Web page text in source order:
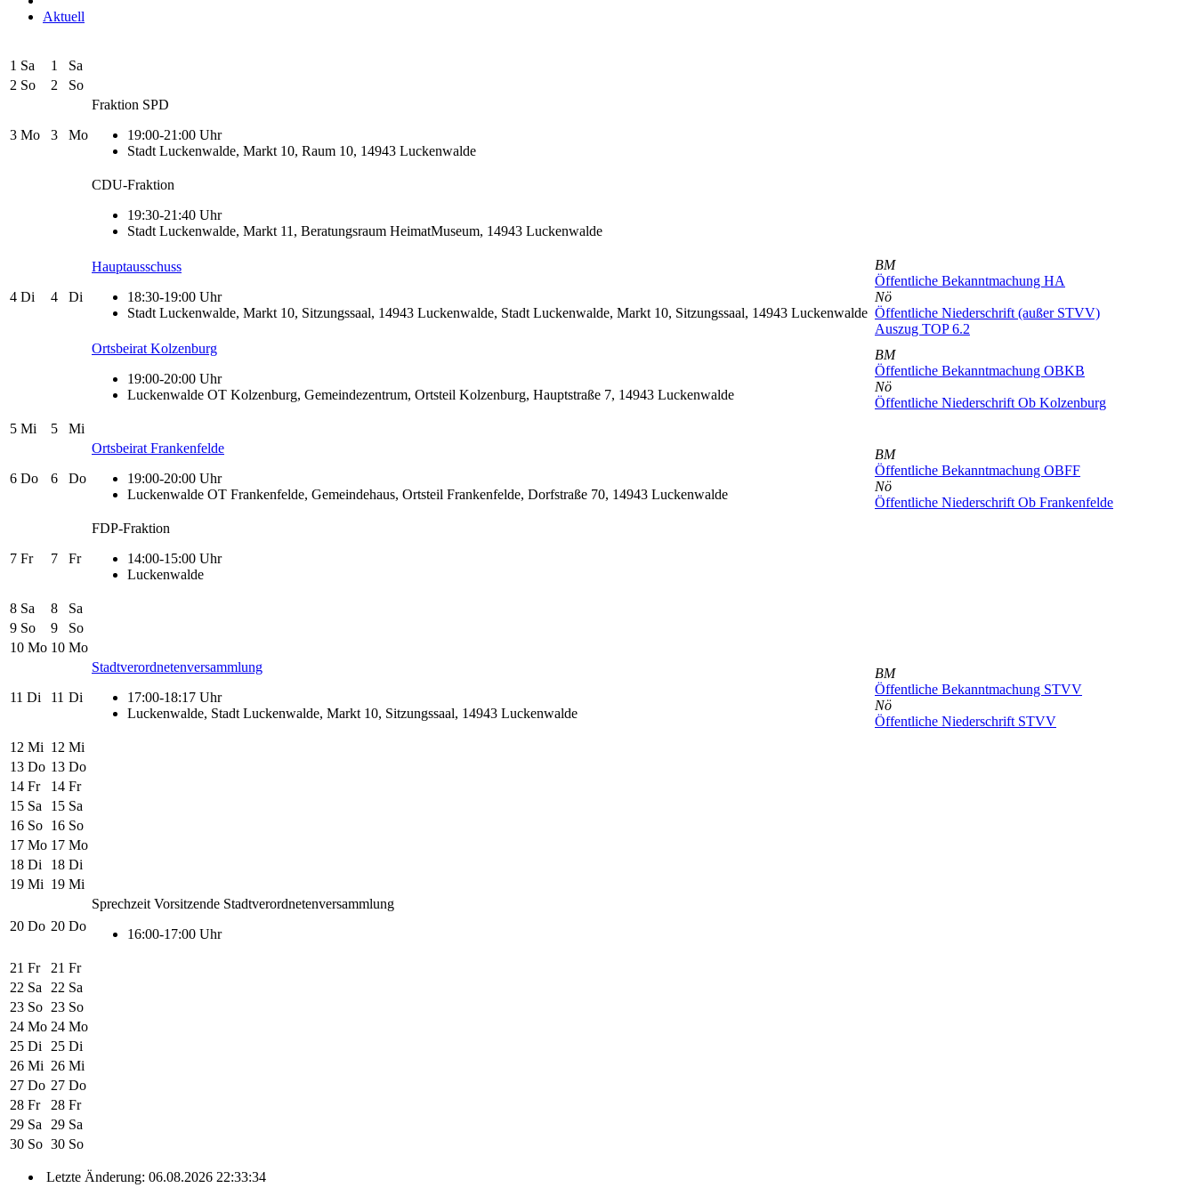
Aktuell
1 Sa 1
Sa
2 So 2 So
3 Mo 3 Mo
Fraktion SPD
19:00-21:00 Uhr
Stadt Luckenwalde, Markt 10, Raum 10, 14943 Luckenwalde
CDU-Fraktion
19:30-21:40 Uhr
Stadt Luckenwalde, Markt 11, Beratungsraum HeimatMuseum, 14943 Luckenwalde
4 Di 4 Di
Hauptausschuss
18:30-19:00 Uhr
Stadt Luckenwalde, Markt 10, Sitzungssaal, 14943 Luckenwalde, Stadt Luckenwalde, Markt 10, Sitzungssaal, 14943 Luckenwalde
BM
Öffentliche Bekanntmachung HA
Nö
Öffentliche Niederschrift (außer STVV)
Auszug TOP 6.2
Ortsbeirat Kolzenburg
19:00-20:00 Uhr
Luckenwalde OT Kolzenburg, Gemeindezentrum, Ortsteil Kolzenburg, Hauptstraße 7, 14943 Luckenwalde
BM
Öffentliche Bekanntmachung OBKB
Nö
Öffentliche Niederschrift Ob Kolzenburg
5 Mi 5 Mi
6 Do 6 Do
Ortsbeirat Frankenfelde
19:00-20:00 Uhr
Luckenwalde OT Frankenfelde, Gemeindehaus, Ortsteil Frankenfelde, Dorfstraße 70, 14943 Luckenwalde
BM
Öffentliche Bekanntmachung OBFF
Nö
Öffentliche Niederschrift Ob Frankenfelde
7 Fr 7 Fr
FDP-Fraktion
14:00-15:00 Uhr
Luckenwalde
8 Sa 8
Sa
9 So 9
So
10 Mo 10 Mo
11 Di 11 Di
Stadtverordnetenversammlung
17:00-18:17 Uhr
Luckenwalde, Stadt Luckenwalde, Markt 10, Sitzungssaal, 14943 Luckenwalde
BM
Öffentliche Bekanntmachung STVV
Nö
Öffentliche Niederschrift STVV
12 Mi 12 Mi
13 Do 13 Do
14 Fr 14 Fr
15 Sa 15 Sa
16 So 16 So
17 Mo 17 Mo
18 Di 18 Di
19 Mi 19 Mi
20 Do 20 Do
Sprechzeit Vorsitzende Stadtverordnetenversammlung
16:00-17:00 Uhr
21 Fr 21 Fr
22 Sa 22 Sa
23 So 23 So
24 Mo 24 Mo
25 Di 25 Di
26 Mi 26 Mi
27 Do 27 Do
28 Fr 28 Fr
29 Sa 29 Sa
30 So 30 So
Letzte Änderung: 06.08.2026 22:33:34